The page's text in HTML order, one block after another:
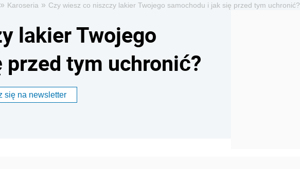
» Karoseria » Czy wiesz co niszczy lakier Twojego samochodu i jak się przed tym uchronić?
lakier Twojego
tym uchronić?
się na newsletter